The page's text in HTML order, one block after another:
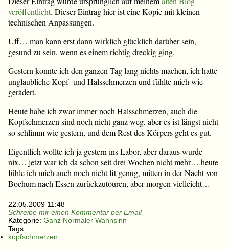
veröffentlicht. Dieser Eintrag hier ist eine Kopie mit kleinen
technischen Anpassungen.
Uff… man kann erst dann wirklich glücklich darüber sein,
gesund zu sein, wenn es einem richtig dreckig ging.
Gestern konnte ich den ganzen Tag lang nichts machen, ich hatte
unglaubliche Kopf- und Halsschmerzen und fühlte mich wie
gerädert.
Heute habe ich zwar immer noch Halsschmerzen, auch die
Kopfschmerzen sind noch nicht ganz weg, aber es ist längst nicht
so schlimm wie gestern, und dem Rest des Körpers geht es gut.
Eigentlich wollte ich ja gestern ins Labor, aber daraus wurde
nix… jetzt war ich da schon seit drei Wochen nicht mehr… heute
fühle ich mich auch noch nicht fit genug, mitten in der Nacht von
Bochum nach Essen zurückzutouren, aber morgen vielleicht…
22.05.2009 11:48
Schreibe mir einen Kommentar per Email
Kategorie: Ganz Normaler Wahnsinn
Tags:
kopfschmerzen